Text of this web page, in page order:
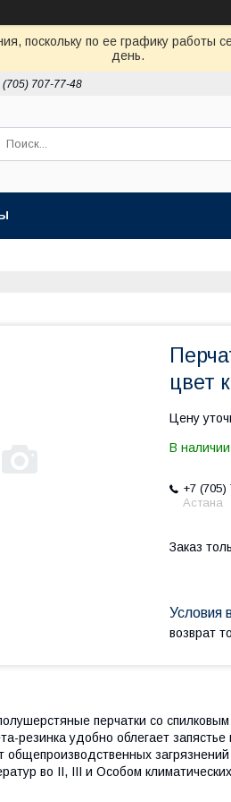
поскольку по ее графику
день.
(705) 707-77-48
цвет
Цену
В наличии
+7 (705)
Астана
Заказ
возврат
перчатки со
резинка удобно облегает
во II, III и Особом